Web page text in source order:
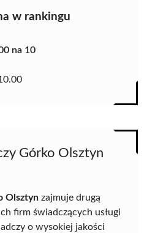
w rankingu
na 10
Górko Olsztyn
Olsztyn zajmuje drugą
firm świadczących usługi
o wysokiej jakości